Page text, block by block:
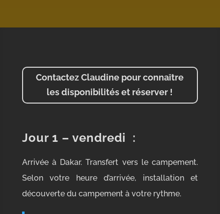
Contactez Claudine pour connaître
les disponibilités et réserver !
Jour 1 – vendredi :
Arrivée à Dakar. Transfert vers le campement.
Selon votre heure d’arrivée, installation et
découverte du campement à votre rythme.